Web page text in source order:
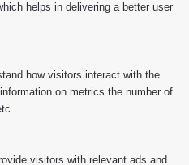
helps in delivering a better user
how visitors interact with the
on metrics the number of
visitors with relevant ads and